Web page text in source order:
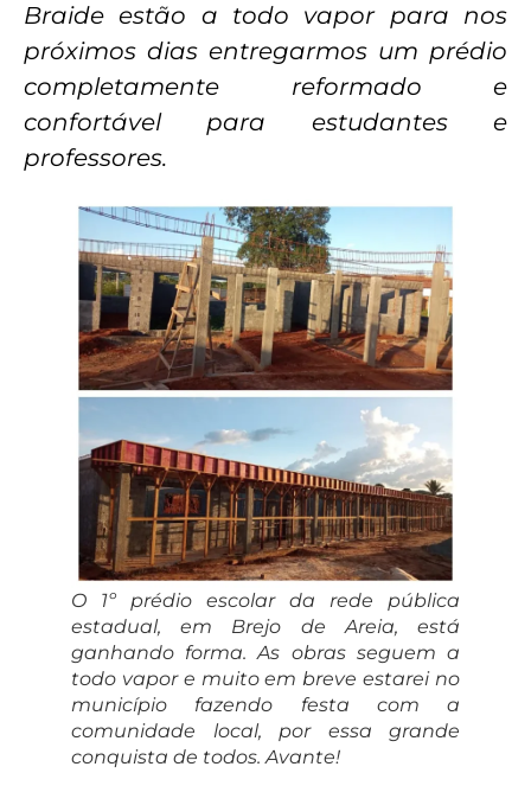
Braide estão a todo vapor para nos
próximos dias entregarmos um prédio
completamente reformado e
confortável para estudantes e
professores.
O 1º prédio escolar da rede pública
estadual, em Brejo de Areia, está
ganhando forma. As obras seguem a
todo vapor e muito em breve estarei no
município fazendo festa com a
comunidade local, por essa grande
conquista de todos. Avante!